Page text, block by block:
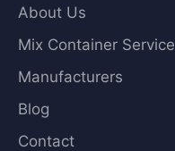
About Us
Mix Container Service
Manufacturers
Blog
Contact